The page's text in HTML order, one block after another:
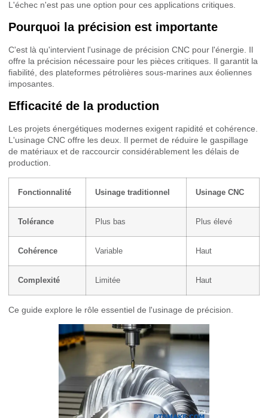
L'échec n'est pas une option pour ces applications critiques.
Pourquoi la précision est importante
C'est là qu'intervient l'usinage de précision CNC pour l'énergie. Il
offre la précision nécessaire pour les pièces critiques. Il garantit la
fiabilité, des plateformes pétrolières sous-marines aux éoliennes
imposantes.
Efficacité de la production
Les projets énergétiques modernes exigent rapidité et cohérence.
L'usinage CNC offre les deux. Il permet de réduire le gaspillage
de matériaux et de raccourcir considérablement les délais de
production.
Fonctionnalité Usinage traditionnel Usinage CNC
Tolérance Plus bas Plus élevé
Cohérence Variable Haut
Complexité Limitée Haut
Ce guide explore le rôle essentiel de l'usinage de précision.